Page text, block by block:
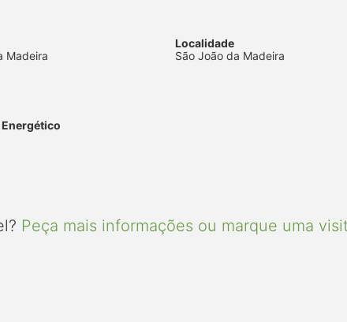
Madeira
Localidade
São João da Madeira
Peça mais informações ou marque uma